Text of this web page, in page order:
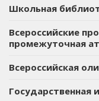
Школьная
Всероссийские
промежуточная
Всероссийская
Государственная